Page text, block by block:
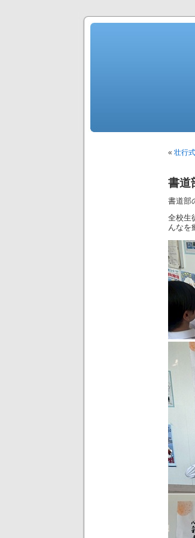
« 壮行
書道
書道部
全校生
んなを